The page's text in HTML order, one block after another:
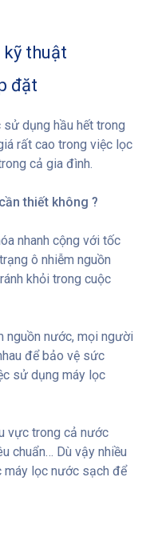
thuật
đặt
dụng hầu hết trong
rất cao trong việc lọc
cả gia đình.
thiết không ?
nhanh cộng với tốc
ô nhiễm nguồn
khỏi trong cuộc
nguồn nước, mọi người
để bảo vệ sức
sử dụng máy lọc
vực trong cả nước
chuẩn… Dù vậy nhiều
máy lọc nước sạch để